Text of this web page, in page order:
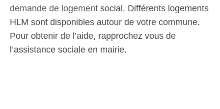
demande de logement social. Différents logements
HLM sont disponibles autour de votre commune.
Pour obtenir de l’aide, rapprochez vous de
l’assistance sociale en mairie.